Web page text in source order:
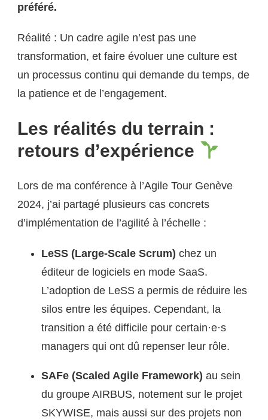
préféré.
Réalité : Un cadre agile n’est pas une
transformation, et faire évoluer une culture est
un processus continu qui demande du temps, de
la patience et de l’engagement.
Les réalités du terrain :
retours d’expérience
Lors de ma conférence à l’Agile Tour Genève
2024, j’ai partagé plusieurs cas concrets
d’implémentation de l’agilité à l’échelle :
LeSS (Large-Scale Scrum) chez un
éditeur de logiciels en mode SaaS.
L’adoption de LeSS a permis de réduire les
silos entre les équipes. Cependant, la
transition a été difficile pour certain·e·s
managers qui ont dû repenser leur rôle.
SAFe (Scaled Agile Framework) au sein
du groupe AIRBUS, notement sur le projet
SKYWISE, mais aussi sur des projets non